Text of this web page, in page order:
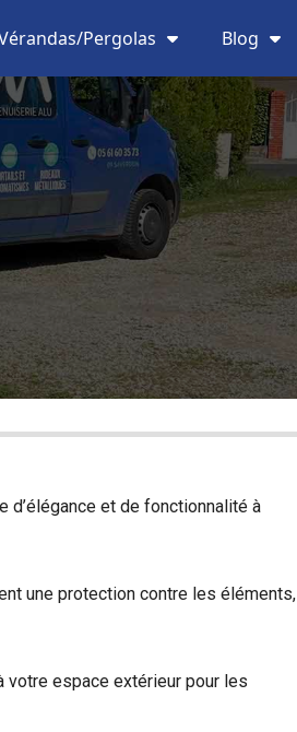
Pergolas Blog
d’élégance et de fonctionnalité à
une protection contre les éléments,
votre espace extérieur pour les